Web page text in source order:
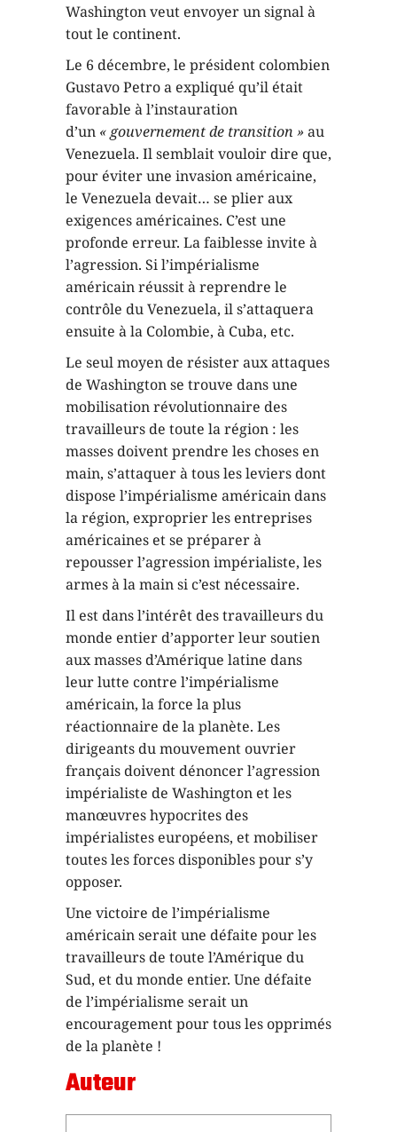
Washington veut envoyer un signal à
tout le continent.
Le 6 décembre, le président colombien
Gustavo Petro a expliqué qu’il était
favorable à l’instauration
d’un « gouvernement de transition »au
Venezuela. Il semblait vouloir dire que,
pour éviter une invasion américaine,
le Venezuela devait… se plier aux
exigences américaines. C’est une
profonde erreur. La faiblesse invite à
l’agression. Si l’impérialisme
américain réussit à reprendre le
contrôle du Venezuela, il s’attaquera
ensuite à la Colombie, à Cuba, etc.
Le seul moyen de résister aux attaques
de Washington se trouve dans une
mobilisation révolutionnaire des
travailleurs de toute la région : les
masses doivent prendre les choses en
main, s’attaquer à tous les leviers dont
dispose l’impérialisme américain dans
la région, exproprier les entreprises
américaines et se préparer à
repousser l’agression impérialiste, les
armes à la main si c’est nécessaire.
Il est dans l’intérêt des travailleurs du
monde entier d’apporter leur soutien
aux masses d’Amérique latine dans
leur lutte contre l’impérialisme
américain, la force la plus
réactionnaire de la planète. Les
dirigeants du mouvement ouvrier
français doivent dénoncer l’agression
impérialiste de Washington et les
manœuvres hypocrites des
impérialistes européens, et mobiliser
toutes les forces disponibles pour s’y
opposer.
Une victoire de l’impérialisme
américain serait une défaite pour les
travailleurs de toute l’Amérique du
Sud, et du monde entier. Une défaite
de l’impérialisme serait un
encouragement pour tous les opprimés
de la planète !
Auteur